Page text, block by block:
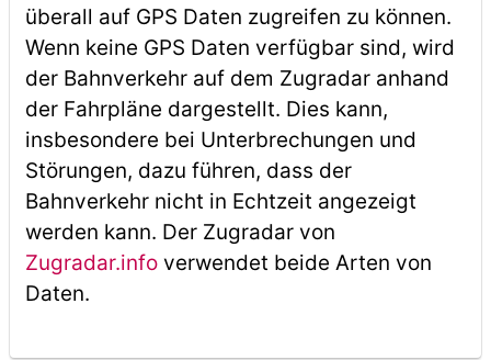
überall auf GPS Daten zugreifen zu können.
Wenn keine GPS Daten verfügbar sind, wird
der Bahnverkehr auf dem Zugradar anhand
der Fahrpläne dargestellt. Dies kann,
insbesondere bei Unterbrechungen und
Störungen, dazu führen, dass der
Bahnverkehr nicht in Echtzeit angezeigt
werden kann. Der Zugradar von
Zugradar.infoverwendet beide Arten von
Daten.